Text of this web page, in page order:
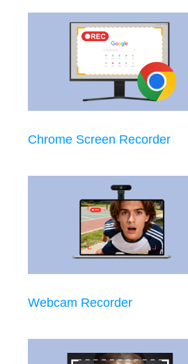
Chrome Screen Recorder
Webcam Recorder